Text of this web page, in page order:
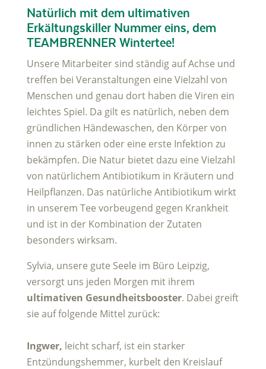
Natürlich mit dem ultimativen
Erkältungskiller Nummer eins, dem
TEAMBRENNER Wintertee!
Unsere Mitarbeiter sind ständig auf Achse und
treffen bei Veranstaltungen eine Vielzahl von
Menschen und genau dort haben die Viren ein
leichtes Spiel. Da gilt es natürlich, neben dem
gründlichen Händewaschen, den Körper von
innen zu stärken oder eine erste Infektion zu
bekämpfen. Die Natur bietet dazu eine Vielzahl
von natürlichem Antibiotikum in Kräutern und
Heilpflanzen. Das natürliche Antibiotikum wirkt
in unserem Tee vorbeugend gegen Krankheit
und ist in der Kombination der Zutaten
besonders wirksam.
Sylvia, unsere gute Seele im Büro Leipzig,
versorgt uns jeden Morgen mit ihrem
ultimativen Gesundheitsbooster. Dabei greift
sie auf folgende Mittel zurück:
Ingwer, leicht scharf, ist ein starker
Entzündungshemmer, kurbelt den Kreislauf